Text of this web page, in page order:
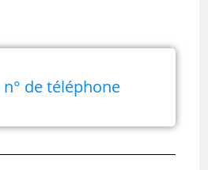
de téléphone